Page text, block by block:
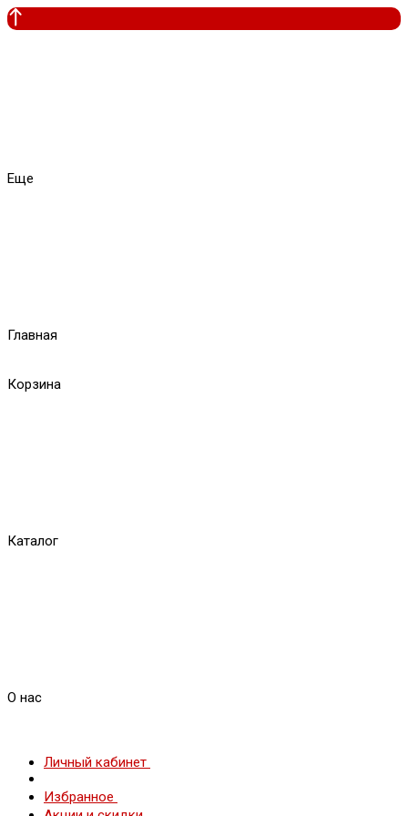
Еще
Главная
Корзина
Каталог
О нас
Личный кабинет
Избранное